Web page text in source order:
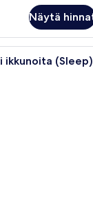
Näytä
kiinnitettävä
ikkunoita (Sleep)